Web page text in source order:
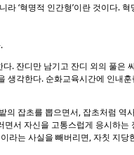
‘혁명적 인간형’이란 것이다.
. 잔디만 남기고 잔디 외의 풀은
생각한다. 순화교육시간에 인내
잡초를 뽑으면서, 잡초처럼 역
서 자신을 고통스럽게 응시하는
는 사실을 빼버리면, 자칫 지당